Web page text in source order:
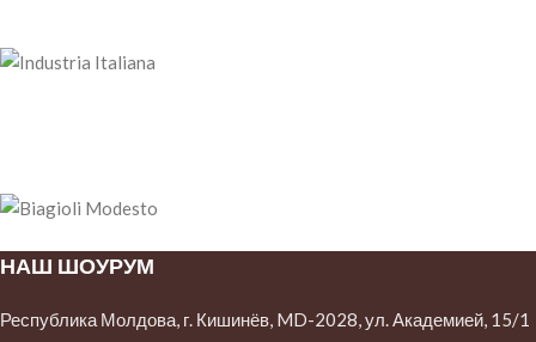
НАШ ШОУРУМ
Республика Молдова, г. Кишинёв, MD-2028, ул. Академией, 15/1